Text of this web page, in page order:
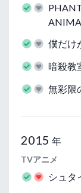
僕だけ
暗殺教
無彩限
2015 年
TVアニメ
シュタ